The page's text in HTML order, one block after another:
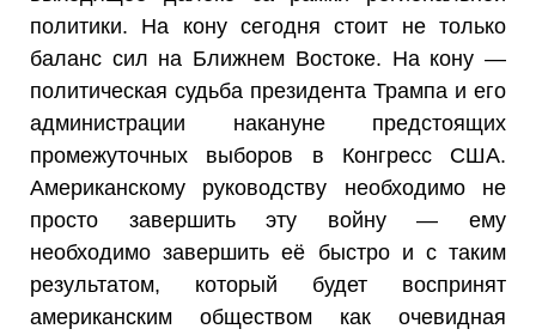
политики. На кону сегодня стоит не только
баланс сил на Ближнем Востоке. На кону —
политическая судьба президента Трампа и его
администрации накануне предстоящих
промежуточных выборов в Конгресс США.
Американскому руководству необходимо не
просто завершить эту войну — ему
необходимо завершить её быстро и с таким
результатом, который будет воспринят
американским обществом как очевидная